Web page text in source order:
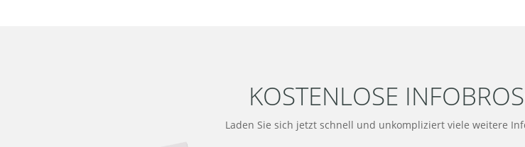
KOSTENLOSE
Laden Sie sich jetzt schnell und unkompliziert viele weitere